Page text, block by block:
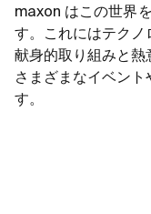
maxon はこの世界
す。これにはテク
献身的取り組みと
さまざまなイベン
す。